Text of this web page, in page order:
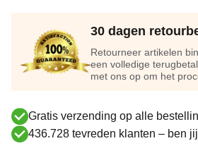
30 dagen
Retourneer artikelen
een volledige
met ons op om het
Gratis verzending op alle
436.728 tevreden klanten – ben